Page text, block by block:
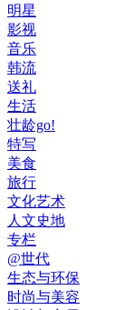
明星
影视
音乐
韩流
送礼
生活
壮龄go!
特写
美食
旅行
文化艺术
人文史地
专栏
@世代
生态与环保
时尚与美容